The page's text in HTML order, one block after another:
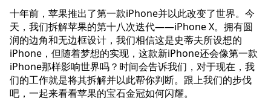
十年前，苹果推出了第一款iPhone并以此改变了世界。今
天，我们拆解苹果的第十八次迭代——iPhone X。拥有圆
润的边角和无边框设计，我们相信这是史蒂夫所设想的
iPhone，但随着梦想的实现，这款新iPhone还会像第一款
iPhone那样影响世界吗？时间会告诉我们，对于现在，我
们的工作就是将其拆解并以此帮你判断。跟上我们的步伐
吧，一起来看看苹果的宝石金冠如何闪耀。